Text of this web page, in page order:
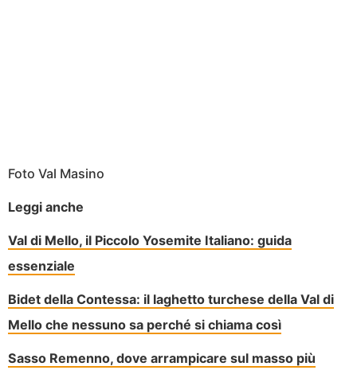
Foto Val Masino
Leggi anche
Val di Mello, il Piccolo Yosemite Italiano: guida
essenziale
Bidet della Contessa: il laghetto turchese della Val di
Mello che nessuno sa perché si chiama così
Sasso Remenno, dove arrampicare sul masso più